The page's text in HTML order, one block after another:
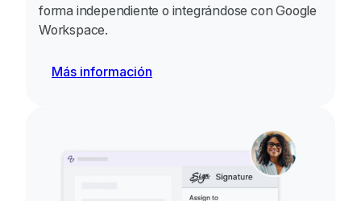
forma independiente o integrándose con Google
Workspace.
Más información